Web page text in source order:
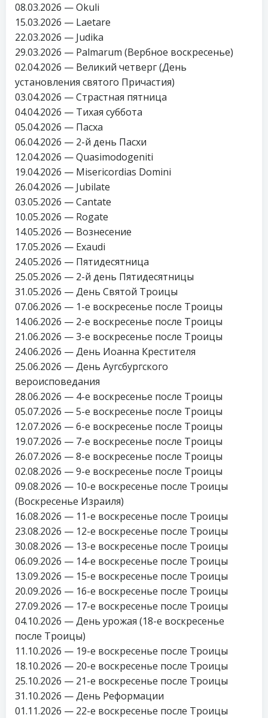
08.03.2026 — Okuli
15.03.2026 — Laetare
22.03.2026 — Judika
29.03.2026 — Palmarum (Вербное воскресенье)
02.04.2026 — Великий четверг (День
установления святого Причастия)
03.04.2026 — Страстная пятница
04.04.2026 — Тихая суббота
05.04.2026 — Пасха
06.04.2026 — 2-й день Пасхи
12.04.2026 — Quasimodogeniti
19.04.2026 — Misericordias Domini
26.04.2026 — Jubilate
03.05.2026 — Cantate
10.05.2026 — Rogate
14.05.2026 — Вознесение
17.05.2026 — Exaudi
24.05.2026 — Пятидесятница
25.05.2026 — 2-й день Пятидесятницы
31.05.2026 — День Святой Троицы
07.06.2026 — 1-е воскресенье после Троицы
14.06.2026 — 2-е воскресенье после Троицы
21.06.2026 — 3-е воскресенье после Троицы
24.06.2026 — День Иоанна Крестителя
25.06.2026 — День Аугсбургского
вероисповедания
28.06.2026 — 4-е воскресенье после Троицы
05.07.2026 — 5-е воскресенье после Троицы
12.07.2026 — 6-е воскресенье после Троицы
19.07.2026 — 7-е воскресенье после Троицы
26.07.2026 — 8-е воскресенье после Троицы
02.08.2026 — 9-е воскресенье после Троицы
09.08.2026 — 10-е воскресенье после Троицы
(Воскресенье Израиля)
16.08.2026 — 11-е воскресенье после Троицы
23.08.2026 — 12-е воскресенье после Троицы
30.08.2026 — 13-е воскресенье после Троицы
06.09.2026 — 14-е воскресенье после Троицы
13.09.2026 — 15-е воскресенье после Троицы
20.09.2026 — 16-е воскресенье после Троицы
27.09.2026 — 17-е воскресенье после Троицы
04.10.2026 — День урожая (18-е воскресенье
после Троицы)
11.10.2026 — 19-е воскресенье после Троицы
18.10.2026 — 20-е воскресенье после Троицы
25.10.2026 — 21-е воскресенье после Троицы
31.10.2026 — День Реформации
01.11.2026 — 22-е воскресенье после Троицы